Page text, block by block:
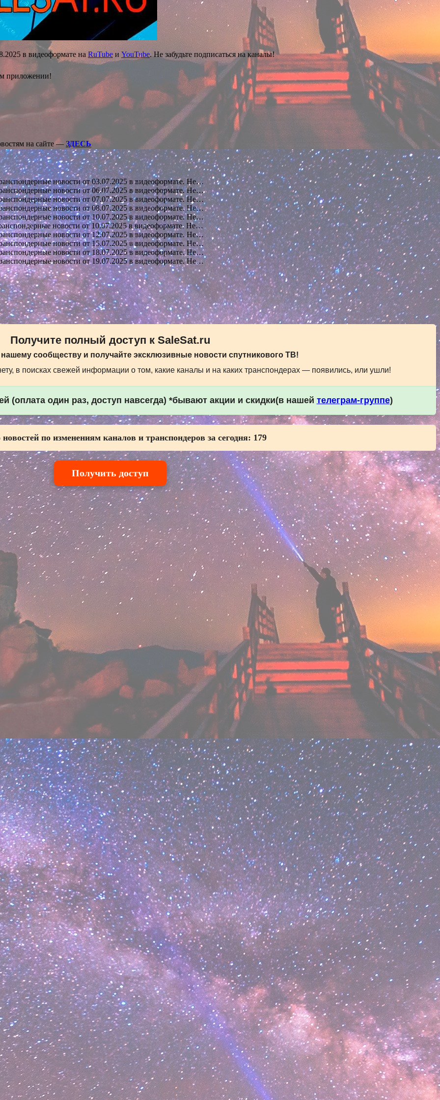
в видеоформате на RuTube иYouTube. Не забудьте подписаться на каналы!
приложении!
на сайте — ЗДЕСЬ
новости от 03.07.2025 в видеоформате. Не…
новости от 06.07.2025 в видеоформате. Не…
новости от 07.07.2025 в видеоформате. Не…
новости от 08.07.2025 в видеоформате. Не…
новости от 10.07.2025 в видеоформате. Не…
новости от 10.07.2025 в видеоформате. Не…
новости от 12.07.2025 в видеоформате. Не…
новости от 15.07.2025 в видеоформате. Не…
новости от 18.07.2025 в видеоформате. Не…
новости от 19.07.2025 в видеоформате. Не…
Получите полный доступ к SaleSat.ru
сообществу и получайте эксклюзивные новости спутникового ТВ!
в поисках свежей информации о том, какие каналы и на каких транспондерах — появились, или ушли!
(оплата один раз, доступ навсегда) *бывают акции и скидки(в нашей телеграм-группе)
по изменениям каналов и транспондеров за сегодня: 179
Получить доступ